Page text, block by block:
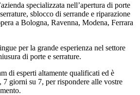
specializzata nell’apertura di porte
sblocco di serrande e riparazione
a Bologna, Ravenna, Modena, Ferrara
per la grande esperienza nel settore
di porte e serrature.
di esperti altamente qualificati ed è
giorni su 7, per rispondere alle vostre